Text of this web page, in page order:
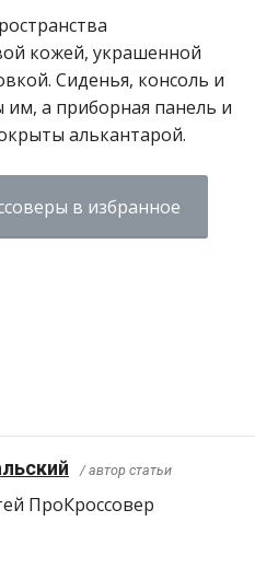
кожей, украшенной
Сиденья, консоль и
а приборная панель и
алькантарой.
в избранное
/ автор статьи
ПроКроcсовер